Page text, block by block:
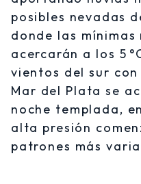
posibles nevadas
donde las mínimas
acercarán a los 5
vientos del sur
Mar del Plata se
noche templada,
alta presión
patrones más